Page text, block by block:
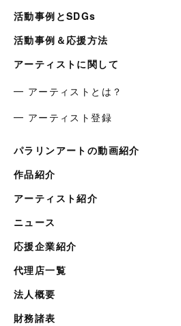
活動事例とSDGs
活動事例＆応援方法
アーティストに関して
━ アーティストとは？
━ アーティスト登録
パラリンアートの動画紹介
作品紹介
アーティスト紹介
ニュース
応援企業紹介
代理店一覧
法人概要
財務諸表